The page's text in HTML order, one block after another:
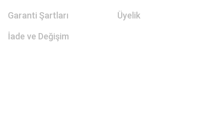
Garanti Şartları
İade ve Değişim
Üyelik